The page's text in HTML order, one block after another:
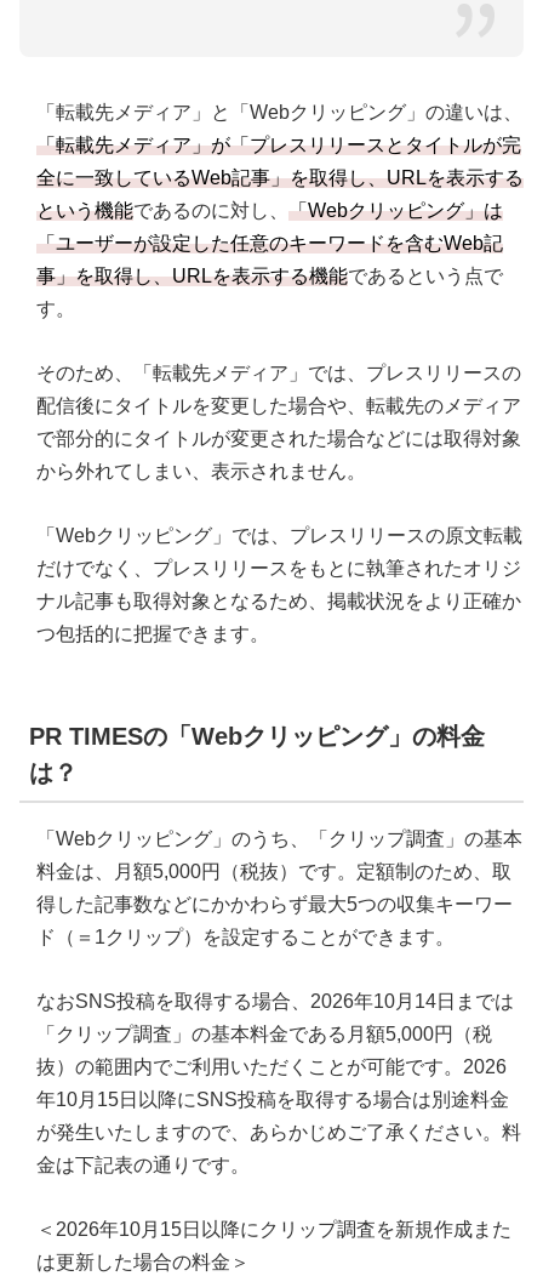
「転載先メディア」と「Webクリッピング」の違いは、
「転載先メディア」が「プレスリリースとタイトルが完
全に一致しているWeb記事」を取得し、URLを表示する
という機能であるのに対し、 「Webクリッピング」は
「ユーザーが設定した任意のキーワードを含むWeb記
事」を取得し、URLを表示する機能であるという点で
す。
そのため、「転載先メディア」では、プレスリリースの
配信後にタイトルを変更した場合や、転載先のメディア
で部分的にタイトルが変更された場合などには取得対象
から外れてしまい、表示されません。
「Webクリッピング」では、プレスリリースの原文転載
だけでなく、プレスリリースをもとに執筆されたオリジ
ナル記事も取得対象となるため、掲載状況をより正確か
つ包括的に把握できます。
PR TIMESの「Webクリッピング」の料金
は？
「Webクリッピング」のうち、「クリップ調査」の基本
料金は、月額5,000円（税抜）です。定額制のため、取
得した記事数などにかかわらず最大5つの収集キーワー
ド（＝1クリップ）を設定することができます。
なおSNS投稿を取得する場合、2026年10月14日までは
「クリップ調査」の基本料金である月額5,000円（税
抜）の範囲内でご利用いただくことが可能です。2026
年10月15日以降にSNS投稿を取得する場合は別途料金
が発生いたしますので、あらかじめご了承ください。料
金は下記表の通りです。
＜2026年10月15日以降にクリップ調査を新規作成また
は更新した場合の料金＞